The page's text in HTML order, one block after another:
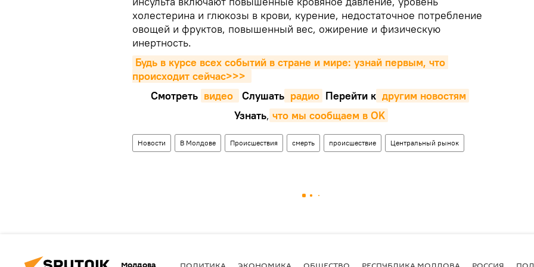
холестерина и глюкозы в крови, курение, недостаточное потребление
овощей и фруктов, повышенный вес, ожирение и физическую
инертность.
Будь в курсе всех событий в стране и мире: узнай первым, что
происходит сейчаc>>>
Смотреть видео Cлушать радио Перейти к другим новостям
Узнать, что мы сообщаем в OK
Новости В Молдове Происшествия смерть происшествие Центральный рынок
Молдова